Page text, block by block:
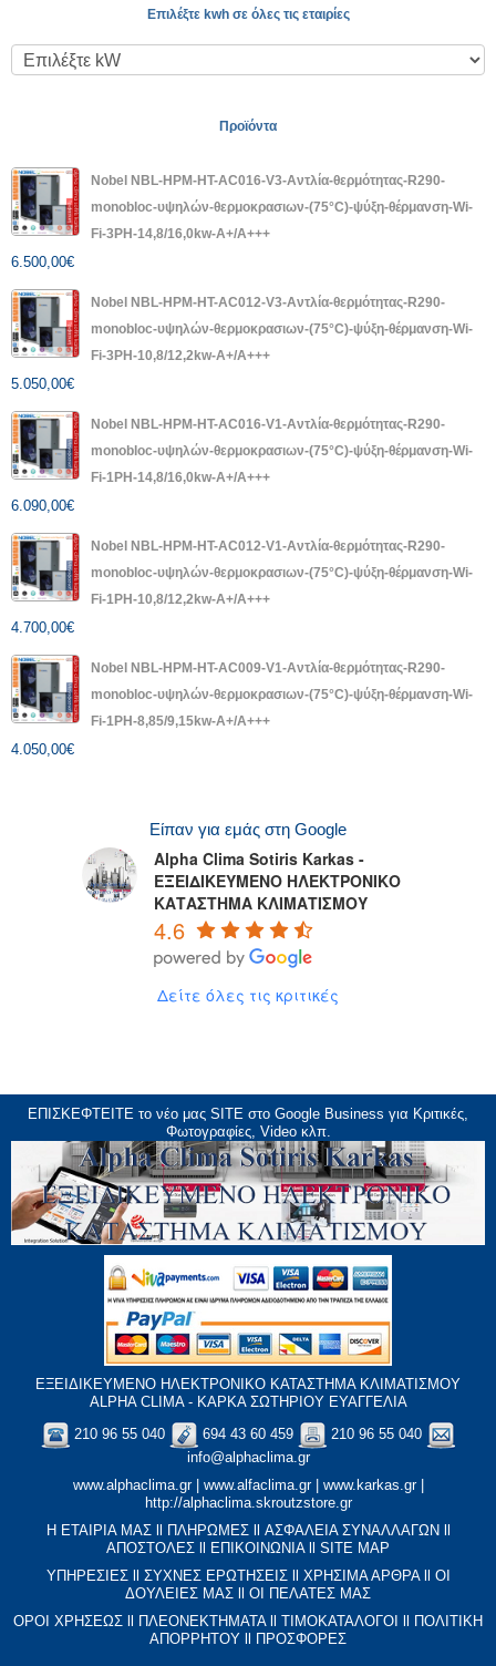
Επιλέξτε kwh σε όλες τις εταιρίες
Προϊόντα
Nobel NBL-HPM-HT-AC016-V3-Αντλία-θερμότητας-R290-
monobloc-υψηλών-θερμοκρασιων-(75°C)-ψύξη-θέρμανση-Wi-
Fi-3PH-14,8/16,0kw-A+/A+++
6.500,00€
Nobel NBL-HPM-HT-AC012-V3-Αντλία-θερμότητας-R290-
monobloc-υψηλών-θερμοκρασιων-(75°C)-ψύξη-θέρμανση-Wi-
Fi-3PH-10,8/12,2kw-A+/A+++
5.050,00€
Nobel NBL-HPM-HT-AC016-V1-Αντλία-θερμότητας-R290-
monobloc-υψηλών-θερμοκρασιων-(75°C)-ψύξη-θέρμανση-Wi-
Fi-1PH-14,8/16,0kw-A+/A+++
6.090,00€
Nobel NBL-HPM-HT-AC012-V1-Αντλία-θερμότητας-R290-
monobloc-υψηλών-θερμοκρασιων-(75°C)-ψύξη-θέρμανση-Wi-
Fi-1PH-10,8/12,2kw-A+/A+++
4.700,00€
Nobel NBL-HPM-HT-AC009-V1-Αντλία-θερμότητας-R290-
monobloc-υψηλών-θερμοκρασιων-(75°C)-ψύξη-θέρμανση-Wi-
Fi-1PH-8,85/9,15kw-A+/A+++
4.050,00€
Είπαν για εμάς στη Google
Alpha Clima Sotiris Karkas -
ΕΞΕΙΔΙΚΕΥΜΕΝΟ ΗΛΕΚΤΡΟΝΙΚΟ
ΚΑΤΑΣΤΗΜΑ ΚΛΙΜΑΤΙΣΜΟΥ
4.6
Δείτε όλες τις κριτικές
ΕΠΙΣΚΕΦΤΕΙΤΕ το νέο μας SITE στο Google Business για Κριτικές,
Φωτογραφίες, Video κλπ.
ΕΞΕΙΔΙΚΕΥΜΕΝΟ ΗΛΕΚΤΡΟΝΙΚΟ ΚΑΤΑΣΤΗΜΑ ΚΛΙΜΑΤΙΣΜΟΥ
ALPHA CLIMA - ΚΑΡΚΑ ΣΩΤΗΡΙΟΥ ΕΥΑΓΓΕΛΙΑ
210 96 55 040
694 43 60 459
210 96 55 040
info@alphaclima.gr
www.alphaclima.gr| www.alfaclima.gr| www.karkas.gr|
http://alphaclima.skroutzstore.gr
Η ΕΤΑΙΡΙΑ ΜΑΣ
ΠΛΗΡΩΜΕΣ ΑΣΦΑΛΕΙΑ ΣΥΝΑΛΛΑΓΩΝ
ΑΠΟΣΤΟΛΕΣ
ΕΠΙΚΟΙΝΩΝΙΑ
SITE MAP
ΥΠΗΡΕΣΙΕΣll ΣΥΧΝΕΣ ΕΡΩΤΗΣΕΙΣll XΡΗΣΙΜΑ ΑΡΘΡΑll ΟΙ
ΔΟΥΛΕΙΕΣ ΜΑΣ
ΟΙ ΠΕΛΑΤΕΣ ΜΑΣ
ΟΡΟΙ ΧΡΗΣΕΩΣ
ΠΛΕΟΝΕΚΤΗΜΑΤΑll ΤΙΜΟΚΑΤΑΛΟΓΟΙ
ΠΟΛΙΤΙΚΗ
ΑΠΟΡΡΗΤΟΥ
ΠΡΟΣΦΟΡΕΣ